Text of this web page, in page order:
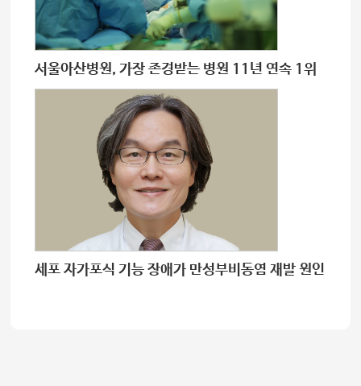
서울아산병원, 가장 존경받는 병원 11년 연속 1위
세포 자가포식 기능 장애가 만성부비동염 재발 원인